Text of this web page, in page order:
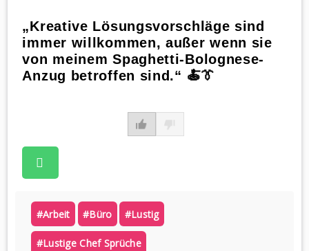
„Kreative Lösungsvorschläge sind
immer willkommen, außer wenn sie
von meinem Spaghetti-Bolognese-
Anzug betroffen sind.“ 🍝👔
#arbeit #büro #lustig
#lustige Chef Sprüche